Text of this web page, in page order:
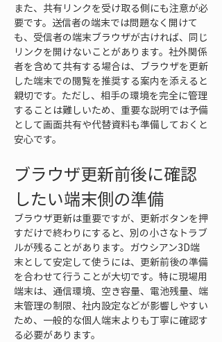
また、共有リンクを受け取る側にも注意が必
要です。送信者の端末では問題なく開けて
も、受信者の端末ブラウザが古ければ、同じ
リンクを開けないことがあります。社外関係
者を含めて共有する場合は、ブラウザを更新
した端末での閲覧を推奨する案内を添えると
親切です。ただし、相手の環境を完全に管理
することは難しいため、重要な説明では予備
として画面共有や代替資料も準備しておくと
安心です。
ブラウザ更新前後に確認
したい端末側の準備
ブラウザ更新は重要ですが、更新ボタンを押
すだけで終わりにすると、別の小さなトラブ
ルが残ることがあります。ガウシアン3D端
末として安定して使うには、更新前後の準備
を合わせて行うことが大切です。特に現場用
端末は、通信環境、空き容量、電池残量、端
末管理の制限、社内設定などが影響しやすい
ため、一般的な個人端末よりも丁寧に確認す
る必要があります。